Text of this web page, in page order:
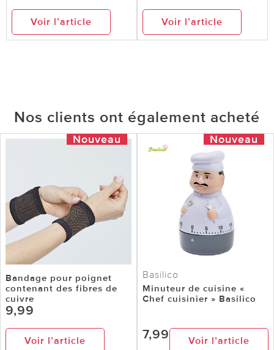
Voir l’article Voir l’article
Nos clients ont également acheté
Nouveau
Bandage pour poignet
contenant des fibres de
cuivre
9,99
Voir l’article
Nouveau
Basilico
Minuteur de cuisine «
Chef cuisinier » Basilico
7,99 Voir l’article